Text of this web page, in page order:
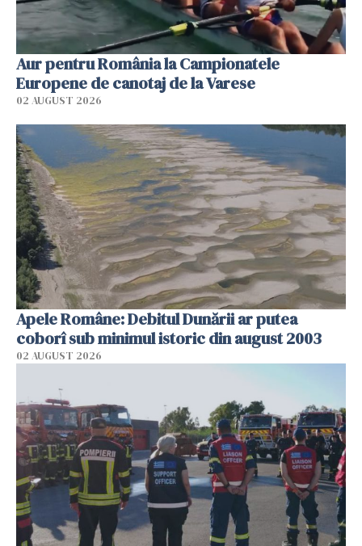
Aur pentru România la Campionatele
Europene de canotaj de la Varese
02 AUGUST 2026
Apele Române: Debitul Dunării ar putea
coborî sub minimul istoric din august 2003
02 AUGUST 2026